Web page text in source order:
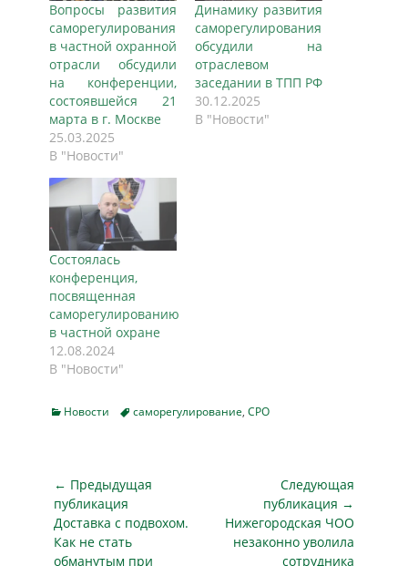
Вопросы развития
саморегулирования
в частной охранной
отрасли обсудили
на конференции,
состоявшейся 21
марта в г. Москве
25.03.2025
В "Новости"
Динамику развития
саморегулирования
обсудили на
отраслевом
заседании в ТПП РФ
30.12.2025
В "Новости"
Состоялась
конференция,
посвященная
саморегулированию
в частной охране
12.08.2024
В "Новости"
Categories
Новости Tagsсаморегулирование, СРО
Навигация
по
записям
← Предыдущая
публикация
Предыдущая
публикация
Доставка с подвохом.
Как не стать
обманутым при
Следующая
публикация →
Следующая
публикация
Нижегородская ЧОО
незаконно уволила
сотрудника